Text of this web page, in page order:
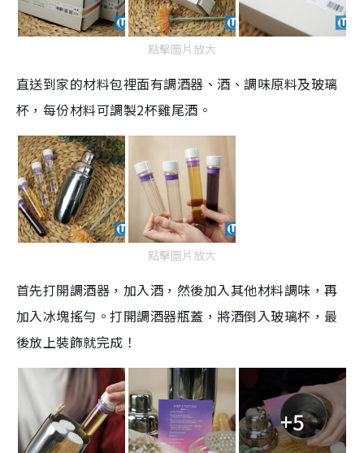
點擊圖片放大
直送到家的材料包裡面有調酒器、酒、調味原料及玻璃
杯，每份材料可調製2杯雞尾酒。
點擊圖片放大
首先打開調酒器，加入酒，然後加入其他材料調味，再
加入冰塊搖勻。打開調酒器瓶蓋，將酒倒入玻璃杯，最
後放上裝飾就完成！
+5